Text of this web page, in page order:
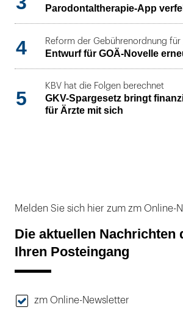
Parodontaltherapie-App
4 Reform der Gebührenordnung für
Entwurf für GOÄ-Novelle
5
KBV hat die Folgen berechnet
GKV-Spargesetz bringt
für Ärzte mit sich
Melden Sie sich hier zum zm Online-
Die aktuellen Nachrichten
Ihren Posteingang
zm Online-Newsletter